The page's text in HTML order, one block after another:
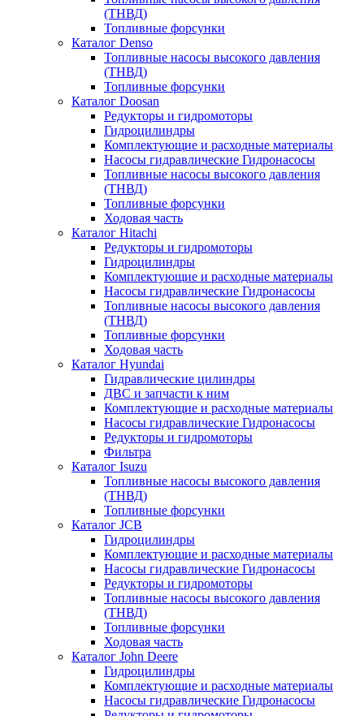
(ТНВД)
Топливные форсунки
Каталог Denso
Топливные насосы высокого давления
(ТНВД)
Топливные форсунки
Каталог Doosan
Редукторы и гидромоторы
Гидроцилиндры
Комплектующие и расходные материалы
Насосы гидравлические Гидронасосы
Топливные насосы высокого давления
(ТНВД)
Топливные форсунки
Ходовая часть
Каталог Hitachi
Редукторы и гидромоторы
Гидроцилиндры
Комплектующие и расходные материалы
Насосы гидравлические Гидронасосы
Топливные насосы высокого давления
(ТНВД)
Топливные форсунки
Ходовая часть
Каталог Hyundai
Гидравлические цилиндры
ДВС и запчасти к ним
Комплектующие и расходные материалы
Насосы гидравлические Гидронасосы
Редукторы и гидромоторы
Фильтра
Каталог Isuzu
Топливные насосы высокого давления
(ТНВД)
Топливные форсунки
Каталог JCB
Гидроцилиндры
Комплектующие и расходные материалы
Насосы гидравлические Гидронасосы
Редукторы и гидромоторы
Топливные насосы высокого давления
(ТНВД)
Топливные форсунки
Ходовая часть
Каталог John Deere
Гидроцилиндры
Комплектующие и расходные материалы
Насосы гидравлические Гидронасосы